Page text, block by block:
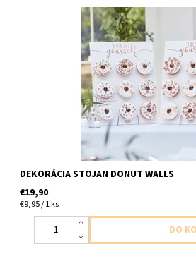
dekoracny papierovy stojan na 18ks
DEKORÁCIA STOJAN DONUT WALLS
€19,90
€9,95 / 1 ks